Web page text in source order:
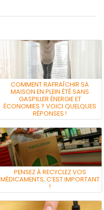
COMMENT RAFRAÎCHIR SA
MAISON EN PLEIN ÉTÉ SANS
GASPILLER ÉNERGIE ET
ÉCONOMIES ? VOICI QUELQUES
RÉPONSES !
PENSEZ À RECYCLEZ VOS
MÉDICAMENTS, C’EST IMPORTANT
!